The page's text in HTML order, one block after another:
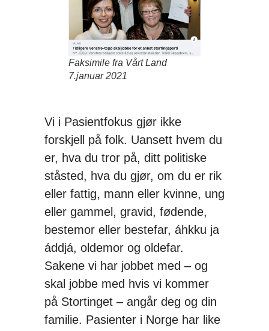
Faksimile fra Vårt Land
7.januar 2021
Vi i Pasientfokus gjør ikke
forskjell på folk. Uansett hvem du
er, hva du tror på, ditt politiske
ståsted, hva du gjør, om du er rik
eller fattig, mann eller kvinne, ung
eller gammel, gravid, fødende,
bestemor eller bestefar, áhkku ja
áddjá, oldemor og oldefar.
Sakene vi har jobbet med – og
skal jobbe med hvis vi kommer
på Stortinget – angår deg og din
familie. Pasienter i Norge har like